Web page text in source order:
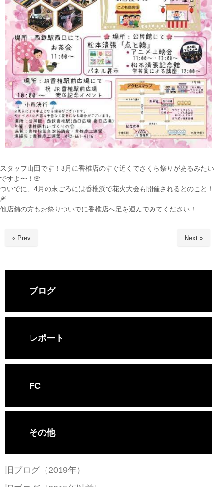
スタッフ山田です！3月に香椎店のすぐ近くでさくら祭りがあるみたい
ですよ〜！🌸
ついでに、4月の末ごろには香椎浜で花火大会も開催されるとのこと！
🎆
他店舗の方もお祭りついでに香椎店へ足を運んでみてください！
« Prev Next »
ブログ
レポート
FC
その他
旧ブログ（2019年）